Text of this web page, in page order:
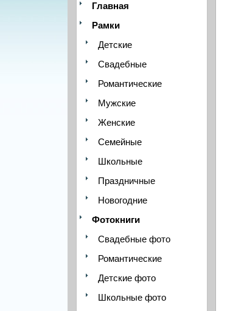
Главная
Рамки
Детские
Свадебные
Романтические
Мужские
Женские
Семейные
Школьные
Праздничные
Новогодние
Фотокниги
Свадебные фото
Романтические
Детские фото
Школьные фото